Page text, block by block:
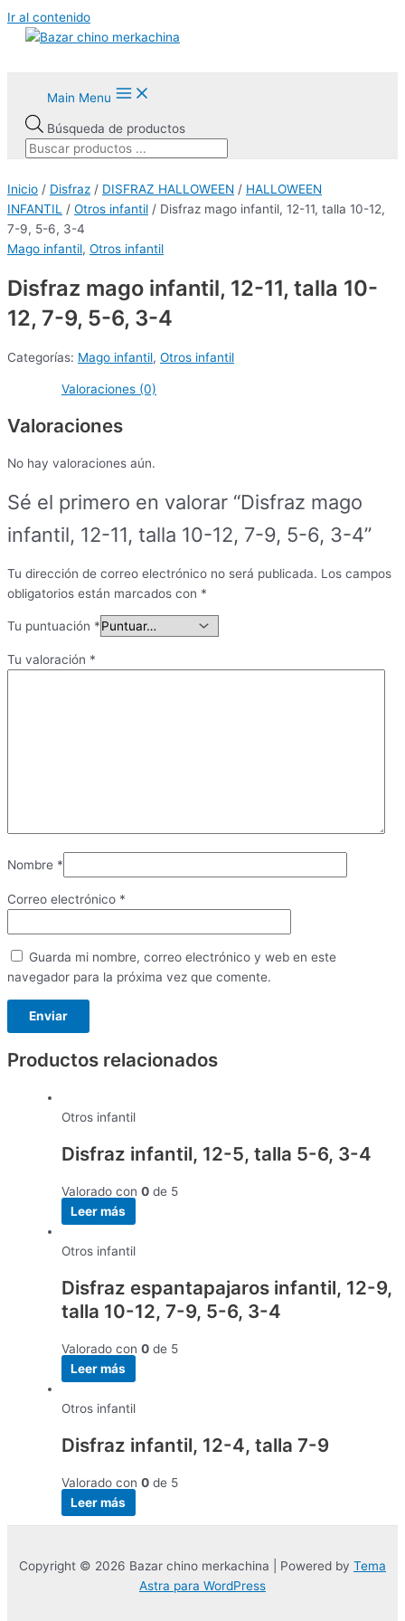
Ir al contenido
Main Menu
Búsqueda de productos
Inicio / Disfraz / DISFRAZ HALLOWEEN / HALLOWEEN
INFANTIL
/ Otros infantil / Disfraz mago infantil, 12-11, talla 10-12,
7-9, 5-6, 3-4
Mago infantil, Otros infantil
Disfraz mago infantil, 12-11, talla 10-
12, 7-9, 5-6, 3-4
Categorías: Mago infantil, Otros infantil
Valoraciones (0)
Valoraciones
No hay valoraciones aún.
Sé el primero en valorar “Disfraz mago
infantil, 12-11, talla 10-12, 7-9, 5-6, 3-4”
Tu dirección de correo electrónico no será publicada. Los campos
obligatorios están marcados con *
Tu puntuación *
Tu valoración *
Nombre *
Correo electrónico *
Guarda mi nombre, correo electrónico y web en este
navegador para la próxima vez que comente.
Productos relacionados
Otros infantil
Disfraz infantil, 12-5, talla 5-6, 3-4
Valorado con 0 de 5
Leer más
Otros infantil
Disfraz espantapajaros infantil, 12-9,
talla 10-12, 7-9, 5-6, 3-4
Valorado con 0 de 5
Leer más
Otros infantil
Disfraz infantil, 12-4, talla 7-9
Valorado con 0 de 5
Leer más
Copyright © 2026 Bazar chino merkachina | Powered by Tema
Astra para WordPress